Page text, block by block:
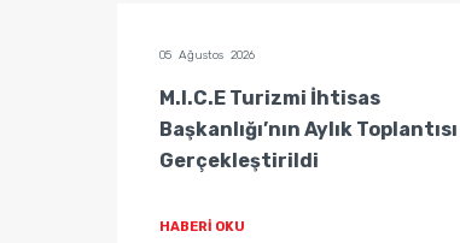
05 Ağustos 2026
M.I.C.E Turizmi İhtisas
Başkanlığı’nın Aylık Toplantısı
Gerçekleştirildi
HABERİ OKU